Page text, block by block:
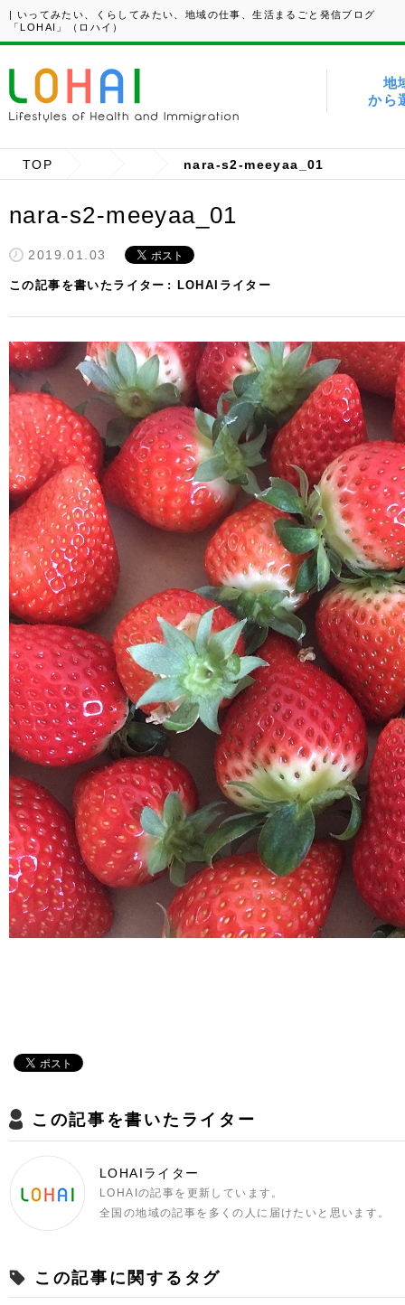
| いってみたい、くらしてみたい、地域の仕事、生活まるごと発信ブログ
「LOHAI」（ロハイ）
地
から
TOP nara-s2-meeyaa_01
nara-s2-meeyaa_01
2019.01.03
この記事を書いたライター LOHAIライター
この記事を書いたライター
LOHAIライター
LOHAIの記事を更新しています。
全国の地域の記事を多くの人に届けたいと思います。
この記事に関するタグ